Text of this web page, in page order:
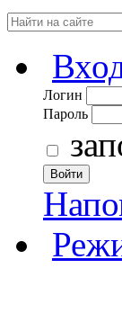
Логин
Пароль
Войти